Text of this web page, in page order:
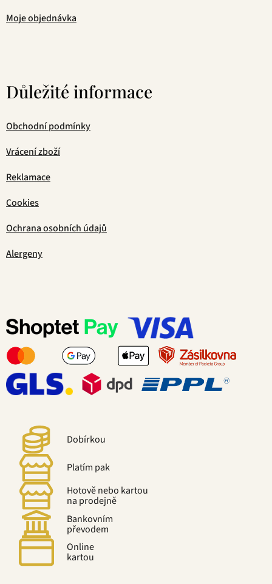
Moje objednávka
Důležité informace
Obchodní podmínky
Vrácení zboží
Reklamace
Cookies
Ochrana osobních údajů
Alergeny
Dobírkou
Platím pak
Hotově nebo kartou
na prodejně
Bankovním
převodem
Online
kartou